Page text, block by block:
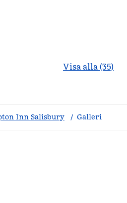
Visa alla (35)
Inn Salisbury / Galleri